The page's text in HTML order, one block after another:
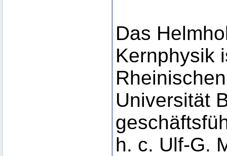
Das
Kernphysik
Universität
h. c. Ulf-G.